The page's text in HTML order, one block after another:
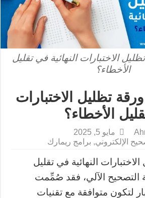
الاختبارات النهائية في تقليل
الأخطاء؟
تظليل الاختبارات
الأخطاء؟
مايو 5, 2025
الإلكتروني, برامج ريمارك
النهائية في تقليل
التصحيح الآلي، فقد صُمِّمت
لتكون متوافقة مع تقنيات